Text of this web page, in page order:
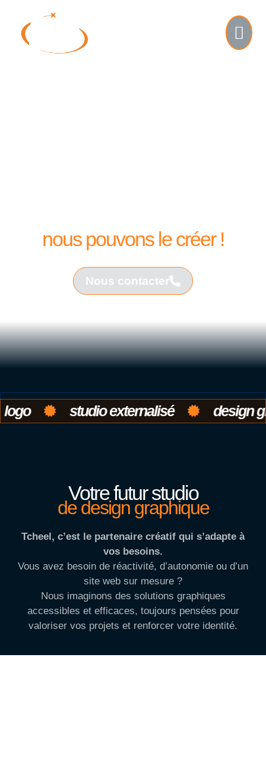
nous pouvons le créer !
Nous contacter
studio tcheel studio tcheel
logo studio externalisé
Votre futur studio
de design graphique
Tcheel, c’est le partenaire créatif qui s’adapte à
vos besoins.
Vous avez besoin de réactivité, d’autonomie ou d’un
site web sur mesure ?
Nous imaginons des solutions graphiques
accessibles et efficaces, toujours pensées pour
valoriser vos projets et renforcer votre identité.